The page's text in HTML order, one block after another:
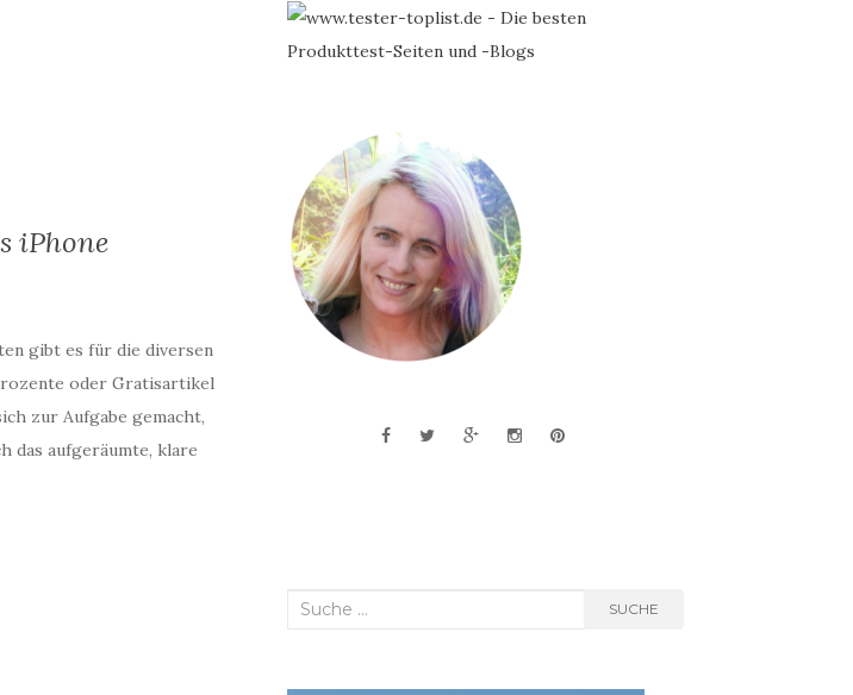
iPhone
gibt es für die diversen
oder Gratisartikel
zur Aufgabe gemacht,
das aufgeräumte, klare
Suche
SUCHE